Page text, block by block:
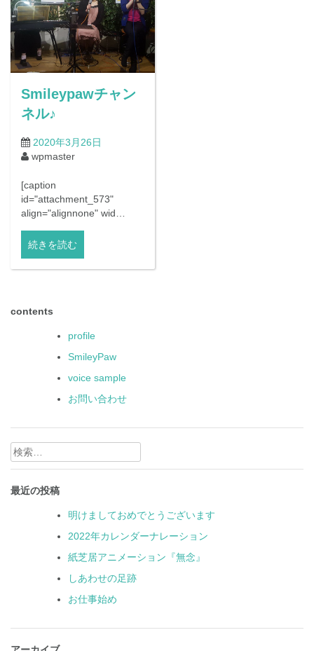
Smileypawチャン
ネル♪
2020年3月26日
wpmaster
[caption
id="attachment_573"
align="alignnone" wid…
続きを読む
contents
profile
SmileyPaw
voice sample
お問い合わせ
検
索:
最近の投稿
明けましておめでとうございます
2022年カレンダーナレーション
紙芝居アニメーション『無念』
しあわせの足跡
お仕事始め